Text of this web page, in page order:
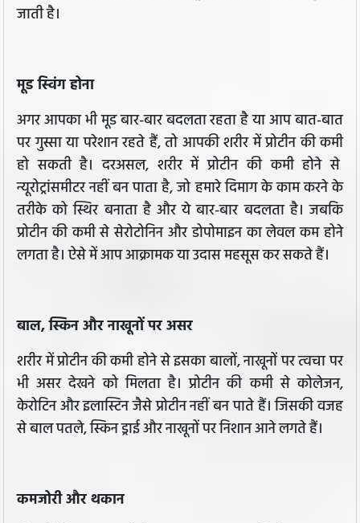
जाती है।
मूड स्‍विंग होना
अगर आपका भी मूड बार-बार बदलता रहता है या आप बात-बात
पर गुस्सा या परेशान रहते हैं, तो आपकी शरीर में प्रोटीन की कमी
हो सकती है। दरअसल, शरीर में प्रोटीन की कमी होने से
न्यूरोट्रांसमीटर नहीं बन पाता है, जो हमारे दिमाग के काम करने के
तरीके को स्थिर बनाता है और ये बार-बार बदलता है। जबकि
प्रोटीन की कमी से सेरोटोनिन और डोपोमाइन का लेवल कम होने
लगता है। ऐसे में आप आक्रामक या उदास महसूस कर सकते हैं।
बाल, स्किन और नाखूनों पर असर
शरीर में प्रोटीन की कमी होने से इसका बालों, नाखूनों पर त्वचा पर
भी असर देखने को मिलता है। प्रोटीन की कमी से कोलेजन,
केरोटिन और इलास्टिन जैसे प्रोटीन नहीं बन पाते हैं। जिसकी वजह
से बाल पतले, स्किन ड्राई और नाखूनों पर निशान आने लगते हैं।
कमजोरी और थकान